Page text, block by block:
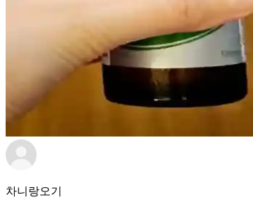
차니랑오기